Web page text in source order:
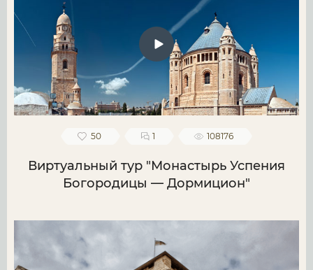
50 1 108176
Виртуальный тур "Монастырь Успения
Богородицы — Дормицион"